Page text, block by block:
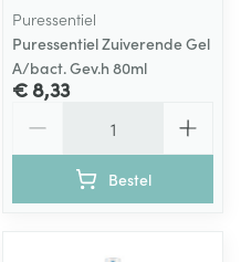
Puressentiel
Puressentiel Zuiverende Gel
A/bact. Gev.h 80ml
€ 8,33
Bestel